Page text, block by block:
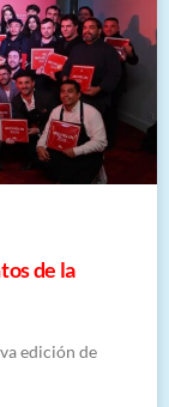
de la
edición de